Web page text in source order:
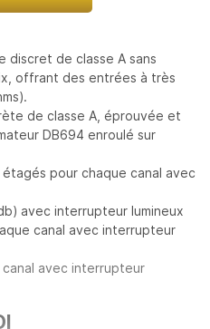
de classe A sans
offrant des entrées à très
de classe A, éprouvée et
DB694 enroulé sur
pour chaque canal avec
avec interrupteur lumineux
canal avec interrupteur
avec interrupteur